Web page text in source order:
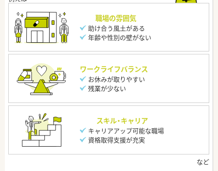
職場の雰囲気
助け合う風土がある
年齢や性別の壁がない
ワークライフバランス
お休みが取りやすい
残業が少ない
スキル・キャリア
キャリアアップ可能な職場
資格取得支援が充実